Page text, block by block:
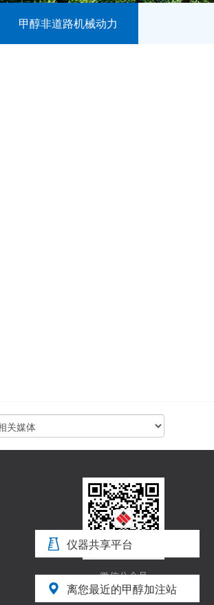
甲醇非道路机械动力
微信公众号
仪器共享平台
离您最近的甲醇加注站